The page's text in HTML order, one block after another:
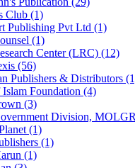
Club (1)
Publishing Pvt Ltd (1)
(1)
Center (LRC) (12)
(56)
Publishers & Distributors
Foundation (4)
(3)
Division,
(1)
(1)
(1)